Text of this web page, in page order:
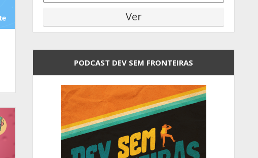
PODCAST DEV SEM FRONTEIRAS